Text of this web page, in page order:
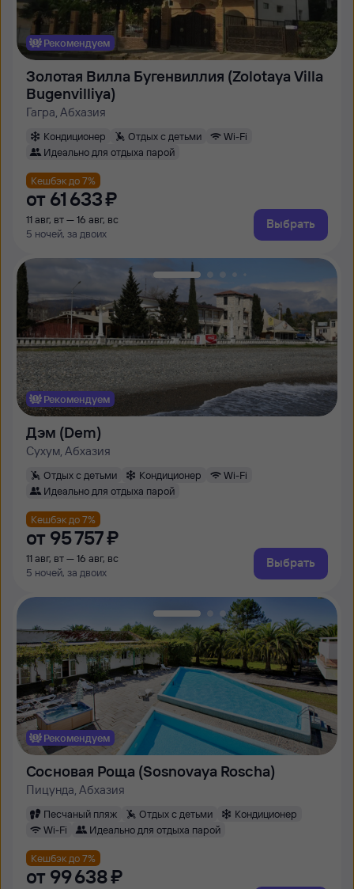
Рекомендуем
Золотая Вилла Бугенвиллия (Zolotaya Villa
Bugenvilliya)
Гагра, Абхазия
Кондиционер Отдых с детьми
Wi-Fi
Идеально для отдыха парой
Кешбэк до 7%
от 61 ⁠633 ⁠₽
11 авг, вт — 16 авг, вс
5 ночей, за двоих
Выбрать
Рекомендуем
Дэм (Dem)
Сухум, Абхазия
Отдых с детьми Кондиционер
Wi-Fi
Идеально для отдыха парой
Кешбэк до 7%
от 95 ⁠757 ⁠₽
11 авг, вт — 16 авг, вс
5 ночей, за двоих
Выбрать
Рекомендуем
Сосновая Роща (Sosnovaya Roscha)
Пицунда, Абхазия
Песчаный пляж Отдых с детьми
Кондиционер
Wi-Fi
Идеально для отдыха парой
Кешбэк до 7%
от 99 ⁠638 ⁠₽